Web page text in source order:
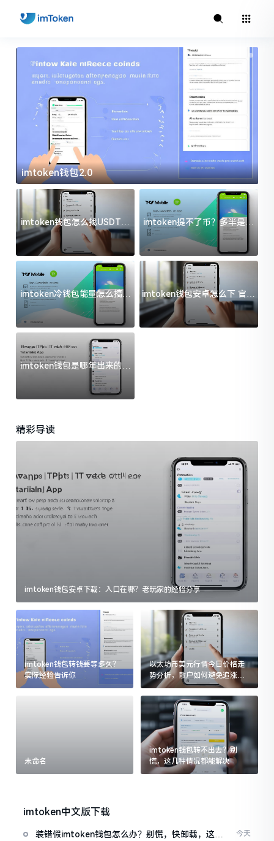
imtoken钱包2.0
imtoken钱包怎么找USDT地
址？三步搞定不踩坑
imtoken提不了币？多半是这
几件事没处理好
imtoken冷钱包能量怎么搞？
过来人告诉你门道
imtoken钱包安卓怎么下 官方
渠道避坑指南
imtoken钱包是哪年出来的？
一文给你说清楚
精彩导读
imtoken钱包安卓下载：入口在哪？老玩家的经验分享
imtoken钱包转钱要等多久？
实际经验告诉你
以太坊币美元行情今日价格走
势分析，散户如何避免追涨杀
跌被套牢
未命名
imtoken钱包转不出去？别
慌，这几种情况都能解决
imtoken中文版下载
装错假imtoken钱包怎么办？别慌，快卸载，这几
今天